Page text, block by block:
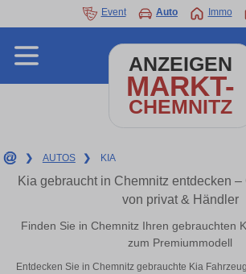
Event Auto Immo
ANZEIGEN
MARKT-
CHEMNITZ
❯ AUTOS ❯ KIA
Kia gebraucht in Chemnitz entdecken
von privat & Händler
Finden Sie in Chemnitz Ihren gebrauchten
zum Premiummodell
Entdecken Sie in Chemnitz gebrauchte Kia